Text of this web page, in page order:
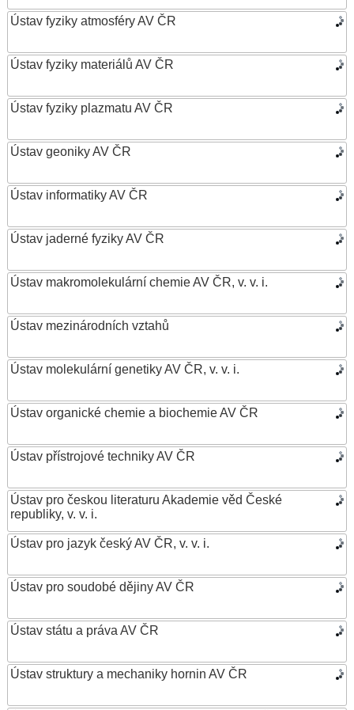
Ústav fyziky atmosféry AV ČR
Ústav fyziky materiálů AV ČR
Ústav fyziky plazmatu AV ČR
Ústav geoniky AV ČR
Ústav informatiky AV ČR
Ústav jaderné fyziky AV ČR
Ústav makromolekulární chemie AV ČR, v. v. i.
Ústav mezinárodních vztahů
Ústav molekulární genetiky AV ČR, v. v. i.
Ústav organické chemie a biochemie AV ČR
Ústav přístrojové techniky AV ČR
Ústav pro českou literaturu Akademie věd České
republiky, v. v. i.
Ústav pro jazyk český AV ČR, v. v. i.
Ústav pro soudobé dějiny AV ČR
Ústav státu a práva AV ČR
Ústav struktury a mechaniky hornin AV ČR